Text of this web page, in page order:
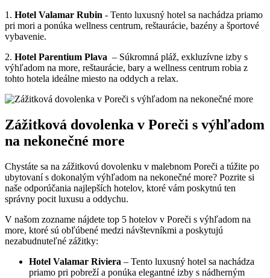
1. Hotel Valamar Rubin ⁤- Tento ⁤luxusný hotel sa nachádza ​priamo
pri mori a ponúka wellness‍ centrum, reštaurácie, bazény a ⁣športové
vybavenie.
2. Hotel Parentium Plava ​ – Súkromná pláž, ‌exkluzívne izby s
výhľadom‌ na more, reštaurácie, bary a ⁣wellness ‍centrum​ robia z
tohto ​hotela ideálne miesto na oddych a relax.
Zážitková⁢ dovolenka v Poreči s‌ výhľadom
na nekonečné ​more
Chystáte sa na⁣ zážitkovú‌ dovolenku v malebnom Poreči a túžite po‌
ubytovaní s dokonalým výhľadom na‌ nekonečné more? Pozrite si
naše‍ odporúčania najlepších ​hotelov, ktoré vám poskytnú ten
správny pocit luxusu a oddychu.
V našom zozname⁤ nájdete top 5 hotelov v Poreči s výhľadom ⁤na
more, ktoré sú ‌obľúbené ‍medzi ​návštevníkmi​ a poskytujú
nezabudnuteľné zážitky:
Hotel Valamar⁢ Riviera – Tento luxusný ‌hotel⁢ sa ⁣nachádza
priamo pri pobreží a ponúka elegantné izby s nádherným